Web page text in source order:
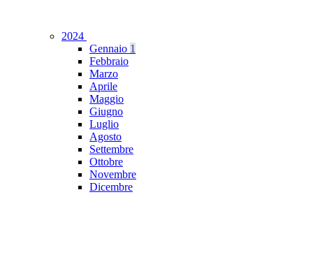
2024
Gennaio 1
Febbraio
Marzo
Aprile
Maggio
Giugno
Luglio
Agosto
Settembre
Ottobre
Novembre
Dicembre